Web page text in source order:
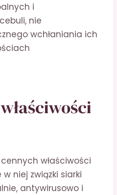
i
nie
wchłaniania ich
właściwości
niej związki siarki
antywirusowo i